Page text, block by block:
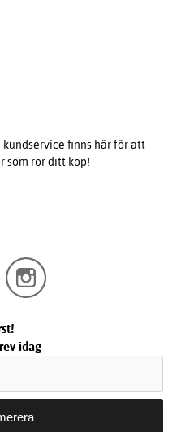
finns här för att
som rör ditt köp!
idag